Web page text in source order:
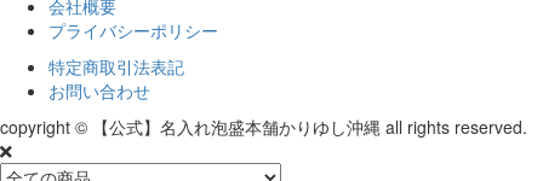
会社概要
プライバシーポリシー
特定商取引法表記
お問い合わせ
copyright © 【公式】名入れ泡盛本舗かりゆし沖縄 all rights reserved.